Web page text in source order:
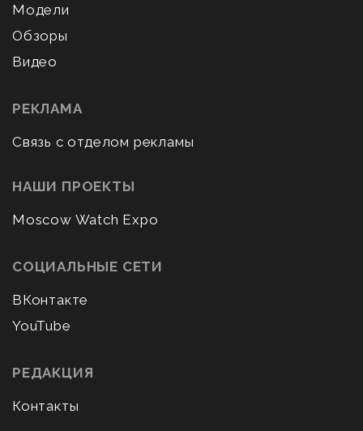
Модели
Обзоры
Видео
РЕКЛАМА
Связь с отделом рекламы
НАШИ ПРОЕКТЫ
Moscow Watch Expo
СОЦИАЛЬНЫЕ СЕТИ
ВКонтакте
YouTube
РЕДАКЦИЯ
Контакты